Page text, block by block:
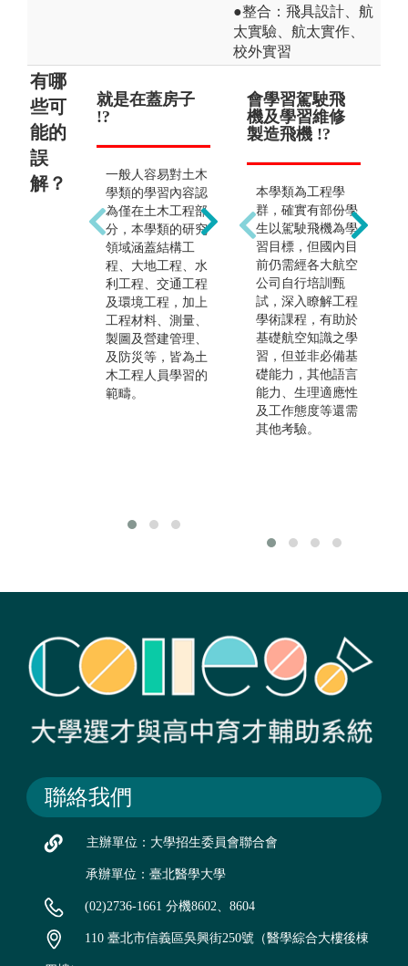
●整合：飛具設計、航
太實驗、航太實作、
校外實習
有哪
些可
能的
誤
解？
就是在蓋房子
!?
一般人容易對土木
學類的學習內容認
為僅在土木工程部
分，本學類的研究
領域涵蓋結構工
程、大地工程、水
利工程、交通工程
及環境工程，加上
工程材料、測量、
製圖及營建管理、
及防災等，皆為土
木工程人員學習的
範疇。
就是傳統產業
!?
構、大地、環境、
水利、營建管理、
測量等多元領域，
並廣泛運用新科
技。例如遙測、非
破壞檢測、建築資
訊模型、監測技
術、無人機、AI、
大數據分析、等技
術來解決土木工程
中所遇到的問題。
會學習駕駛飛
機及學習維修
製造飛機 !?
本學類為工程學
群，確實有部份學
生以駕駛飛機為學
習目標，但國內目
前仍需經各大航空
公司自行培訓甄
試，深入瞭解工程
學術課程，有助於
基礎航空知識之學
習，但並非必備基
礎能力，其他語言
能力、生理適應性
及工作態度等還需
其他考驗。
聯絡我們
主辦單位：大學招生委員會聯合會
承辦單位：臺北醫學大學
(02)2736-1661 分機8602、8604
110 臺北市信義區吳興街250號（醫學綜合大樓後棟